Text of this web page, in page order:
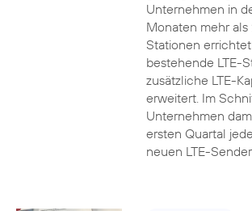
Unternehmen in
Monaten mehr
Stationen
bestehende LTE-
zusätzliche LTE-
erweitert. Im
Unternehmen
ersten Quartal
neuen LTE-